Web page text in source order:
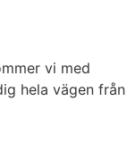
vi med
hela vägen från